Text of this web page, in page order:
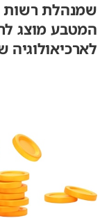
שמנהלת רשות
המטבע מוצג
לארכיאולוגיה